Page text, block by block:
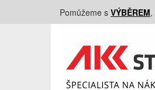
Pomůžeme s VÝBĚREM,